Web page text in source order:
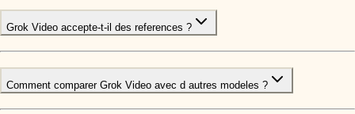
Grok Video accepte-t-il des references ?
Comment comparer Grok Video avec d autres modeles ?